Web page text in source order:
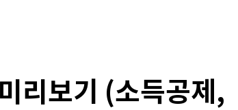
리보기 (소득공제,